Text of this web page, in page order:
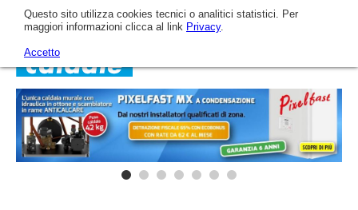
Home
Questo sito utilizza cookies tecnici o analitici statistici. Per
maggiori informazioni clicca al link Privacy.
Accetto